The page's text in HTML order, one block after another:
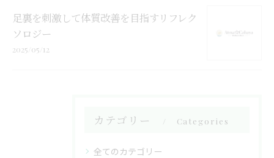
足裏を刺激して体質改善を目指すリフレク
ソロジー
2025/05/12
カテゴリー Categories
全てのカテゴリー